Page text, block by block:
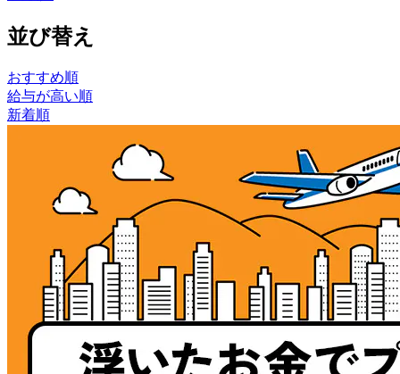
並び替え
おすすめ順
給与が高い順
新着順